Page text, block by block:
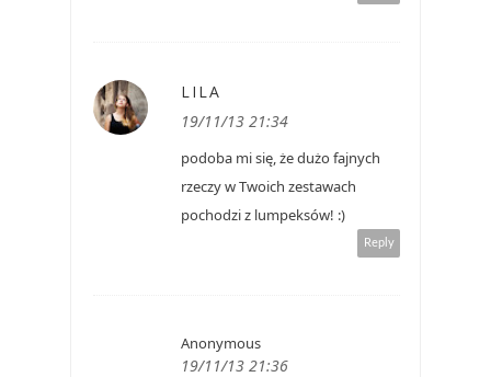
LILA
19/11/13 21:34
podoba mi się, że dużo fajnych
rzeczy w Twoich zestawach
pochodzi z lumpeksów! :)
Reply
Anonymous
19/11/13 21:36